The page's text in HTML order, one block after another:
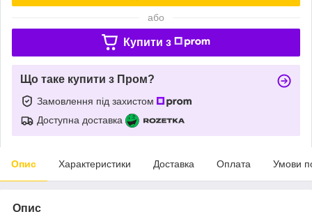
або
Купити з
Що таке купити з Пром?
Замовлення під захистом
Доступна доставка
Опис Характеристики Доставка Оплата Умови
Опис